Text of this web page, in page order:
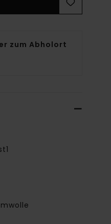
zum Abholort